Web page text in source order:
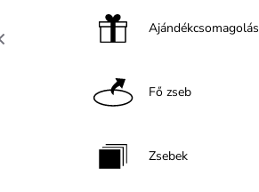
Ajándékcsomagolás
Fő zseb
Zsebek